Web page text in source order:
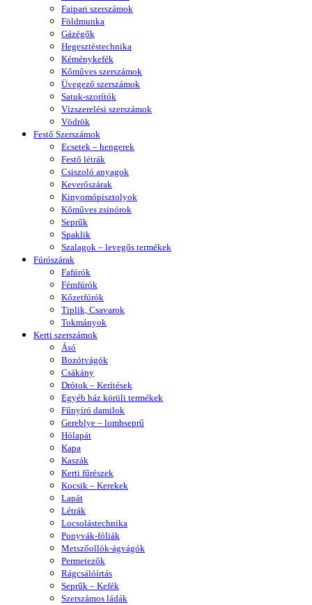
Faipari szerszámok
Földmunka
Gázégők
Hegesztéstechnika
Kéménykefék
Kőműves szerszámok
Üvegező szerszámok
Satuk-szorítók
Vízszerelési szerszámok
Vödrök
Festő Szerszámok
Ecsetek – hengerek
Festő létrák
Csiszoló anyagok
Keverőszárak
Kinyomópisztolyok
Kőműves zsinórok
Seprűk
Spaklik
Szalagok – levegős termékek
Fúrószárak
Fafúrók
Fémfúrók
Kőzetfúrók
Tiplik, Csavarok
Tokmányok
Kerti szerszámok
Ásó
Bozótvágók
Csákány
Drótok – Kerítések
Egyéb ház körüli termékek
Fűnyíró damilok
Gereblye – lombseprű
Hólapát
Kapa
Kaszák
Kerti fűrészek
Kocsik – Kerekek
Lapát
Létrák
Locsolástechnika
Ponyvák-fóliák
Metszőollók-ágvágók
Permetezők
Rágcsálóírtás
Seprűk – Kefék
Szerszámos ládák